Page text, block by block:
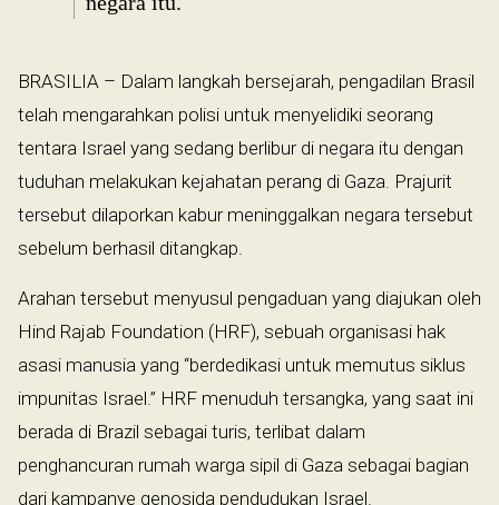
BRASILIA – Dalam langkah bersejarah, pengadilan Brasil
telah mengarahkan polisi untuk menyelidiki seorang
tentara Israel yang sedang berlibur di negara itu dengan
tuduhan melakukan kejahatan perang di Gaza. Prajurit
tersebut dilaporkan kabur meninggalkan negara tersebut
sebelum berhasil ditangkap.
Arahan tersebut menyusul pengaduan yang diajukan oleh
Hind Rajab Foundation (HRF), sebuah organisasi hak
asasi manusia yang “berdedikasi untuk memutus siklus
impunitas Israel.” HRF menuduh tersangka, yang saat ini
berada di Brazil sebagai turis, terlibat dalam
penghancuran rumah warga sipil di Gaza sebagai bagian
dari kampanye genosida pendudukan Israel.